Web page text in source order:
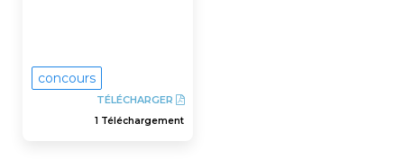
concours
TÉLÉCHARGER
1 Téléchargement